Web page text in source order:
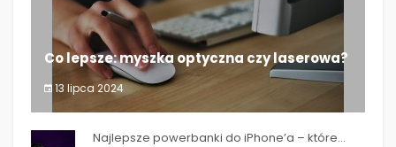
Co lepsze: myszka optyczna czy laserowa?
13 lipca 2024
Najlepsze powerbanki do iPhone’a – które...